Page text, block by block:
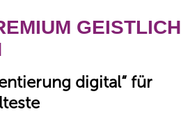
GEISTLICH
digital“ für